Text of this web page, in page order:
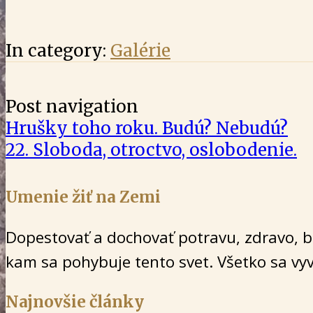
In category: Galérie
Post navigation
Hrušky toho roku. Budú? Nebudú?
22. Sloboda, otroctvo, oslobodenie.
Umenie žiť na Zemi
Dopestovať a dochovať potravu, zdravo,
kam sa pohybuje tento svet. Všetko sa
Najnovšie články